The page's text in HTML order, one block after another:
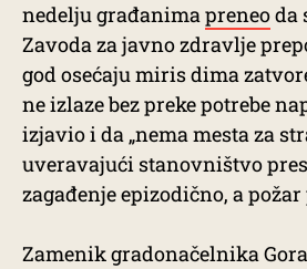
nedelju građanimapreneoda
Zavoda za javno zdravlje
god osećaju miris dima
ne izlaze bez preke potrebe
izjavio i da „nema mesta za
uveravajući stanovništvo
zagađenje epizodično, a
Zamenik gradonačelnika